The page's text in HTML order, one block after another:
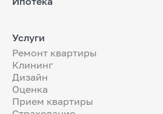
Услуги
Ремонт квартиры
Клининг
Дизайн
Оценка
Прием квартиры